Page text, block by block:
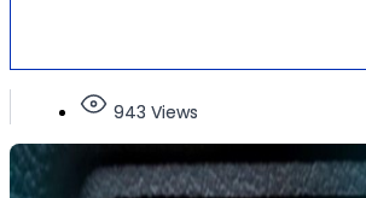
943 Views